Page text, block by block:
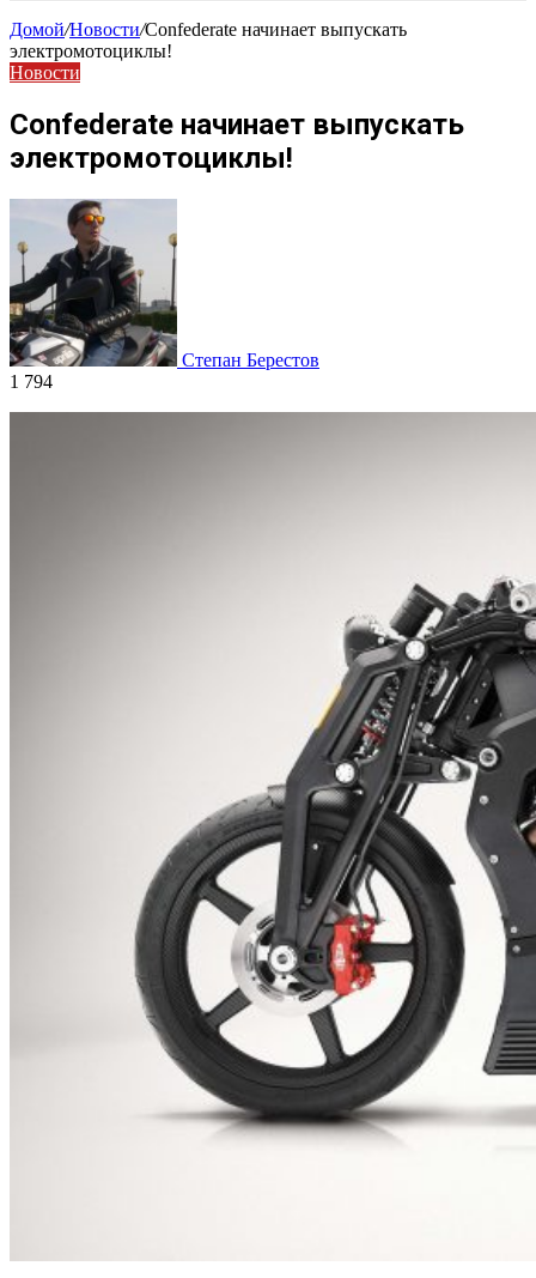
Домой/Новости/Confederate начинает выпускать
электромотоциклы!
Новости
Confederate начинает выпускать
электромотоциклы!
Степан Берестов
1 794